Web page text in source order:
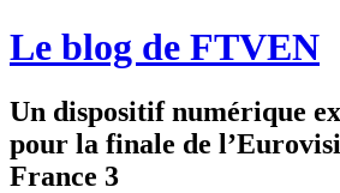
Le blog de FTVEN
Un dispositif numérique
pour la finale de
France 3